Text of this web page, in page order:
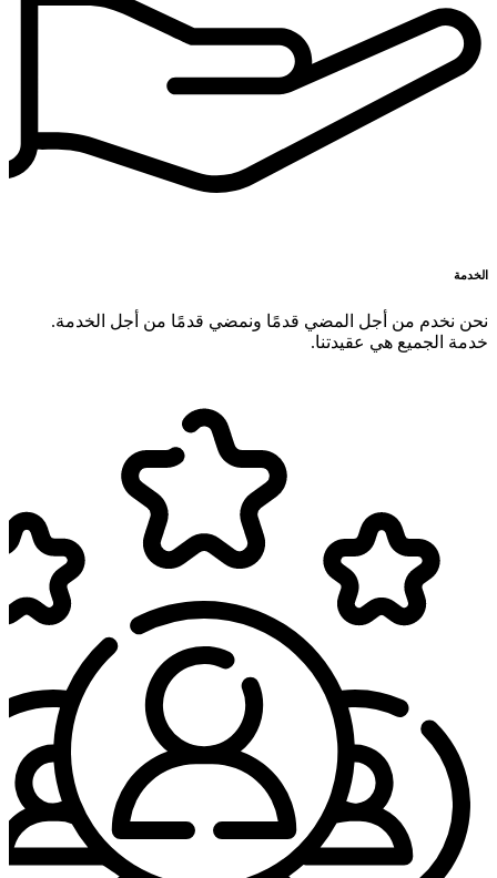
الخدمة
نحن نخدم من أجل المضي قدمًا ونمضي قدمًا من أجل الخدمة.
خدمة الجميع هي عقيدتنا.